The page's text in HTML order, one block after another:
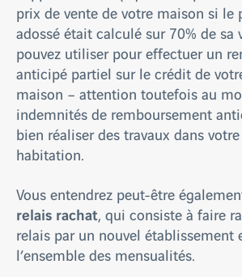
prix de vente de votre maison si le
adossé était calculé sur 70% de sa
pouvez utiliser pour effectuer un
anticipé partiel sur le crédit de
maison – attention toutefois au
indemnités de remboursement
bien réaliser des travaux dans
habitation.
Vous entendrez peut-être
relais rachat, qui consiste à faire
relais par un nouvel établissement
l’ensemble des mensualités.